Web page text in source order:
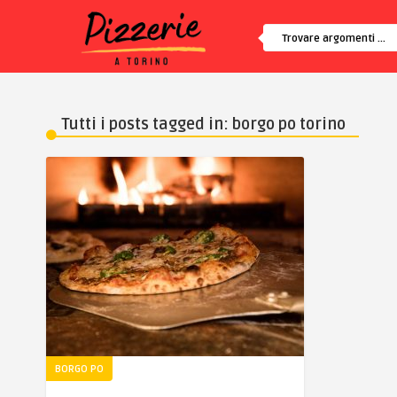
Tutti i posts tagged in: borgo po torino
BORGO PO